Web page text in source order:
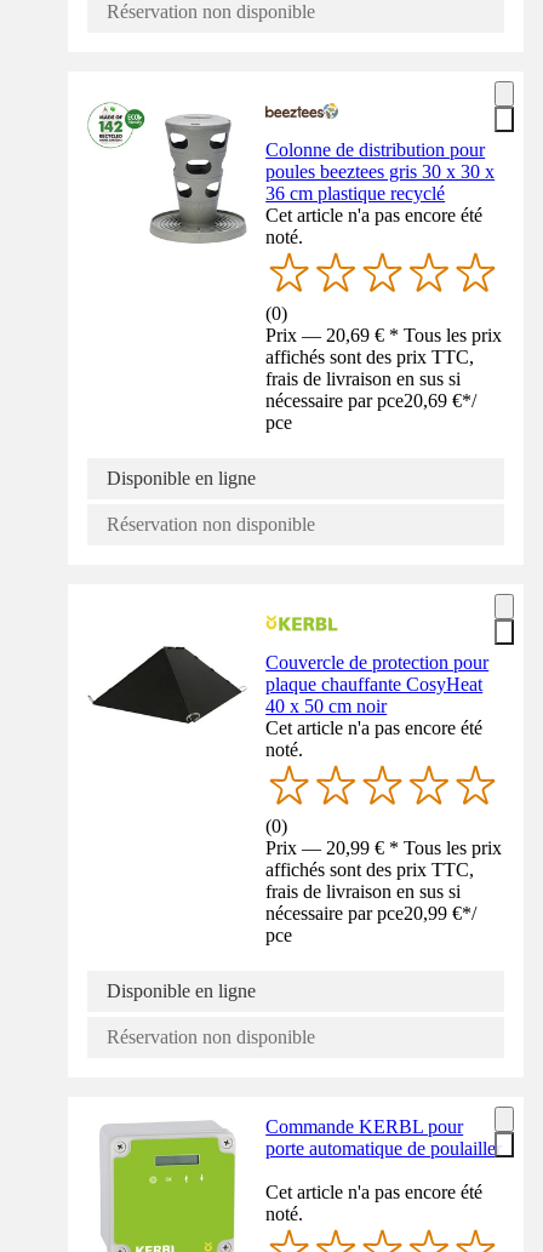
Réservation non disponible
Colonne de distribution pour
poules beeztees gris 30 x 30 x
36 cm plastique recyclé
Cet article n'a pas encore été
noté.
(0)
Prix — 20,69 € * Tous les prix
affichés sont des prix TTC,
frais de livraison en sus si
nécessaire par pce20,69 €*/
pce
Disponible en ligne
Réservation non disponible
Couvercle de protection pour
plaque chauffante CosyHeat
40 x 50 cm noir
Cet article n'a pas encore été
noté.
(0)
Prix — 20,99 € * Tous les prix
affichés sont des prix TTC,
frais de livraison en sus si
nécessaire par pce20,99 €*/
pce
Disponible en ligne
Réservation non disponible
Commande KERBL pour
porte automatique de poulailler
Cet article n'a pas encore été
noté.